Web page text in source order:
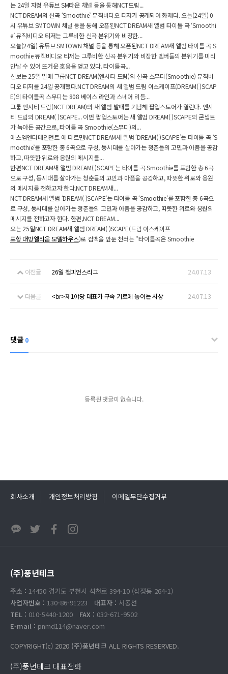
는 24일 자정 유튜브 SM타운 채널 등을 통해NCT드림...
NCT DREAM의 신곡 ‘Smoothie’ 뮤직비디오 티저가 공개되어 화제다. 오늘(24일) 0
시 유튜브 SMTOWN 채널 등을 통해 오픈된NCT DREAM새 앨범 타이틀 곡 ‘Smoothi
e’ 뮤직비디오 티저는 그루비한 신곡 분위기와 비장한...
오늘(24일) 유튜브 SMTOWN 채널 등을 통해 오픈된NCT DREAM새 앨범 타이틀 곡 S
moothie 뮤직비디오 티저는 그루비한 신곡 분위기와 비장한 멤버들의 분위기를 미리
만날 수 있어 뜨거운 호응을 얻고 있다. 타이틀곡...
신보는 25일 발매 그룹NCT DREAM(엔시티 드림)의 신곡 스무디(Smoothie) 뮤직비
디오 티저를 24일 공개했다.NCT DREAM의 새 앨범 드림 이스케이프(DREAM( )SCAP
E)의 타이틀곡 스무디는 808 베이스 라인과 스네어 리듬...
그룹 엔시티 드림(NCT DREAM)의 새 앨범 발매를 기념해 팝업스토어가 열린다. 엔시
티 드림의 DREAM( )SCAPE... 이번 팝업스토어는 새 앨범 DREAM( )SCAPE의 콘셉트
가 녹아든 공간으로, 타이틀 곡 Smoothie(스무디)의...
에스엠엔터테인먼트 에 따르면NCT DREAM새 앨범 ‘DREAM( )SCAPE’는 타이틀 곡 ‘S
moothie’를 포함한 총 6곡으로 구성, 동시대를 살아가는 청춘들의 고민과 아픔을 공감
하고, 따뜻한 위로와 응원의 메시지를...
한편NCT DREAM새 앨범 DREAM( )SCAPE는 타이틀 곡 Smoothie를 포함한 총 6곡
으로 구성, 동시대를 살아가는 청춘들의 고민과 아픔을 공감하고, 따뜻한 위로와 응원
의 메시지를 전하고자 한다.NCT DREAM새...
NCT DREAM새 앨범 ‘DREAM( )SCAPE’는 타이틀 곡 ‘Smoothie’를 포함한 총 6곡으
로 구성, 동시대를 살아가는 청춘들의 고민과 아픔을 공감하고, 따뜻한 위로와 응원의
메시지를 전하고자 한다. 한편,NCT DREAM...
오는 25일NCT DREAM새 앨범 DREAM( )SCAPE(드림 이스케이프
포항 대방엘리움 모델하우스)로 컴백을 앞둔 천러는 "타이틀곡은 Smoothie
이전글 26일 챔피언스리그 24.07.13
다음글 <br>제1야당 대표가 구속 기로에 놓이는 사상 24.07.13
댓글 0
등록된 댓글이 없습니다.
회사소개 개인정보처리방침 이메일무단수집거부
(주)풍년테크
주소 : 14450 경기도 부천시 석천로 394-10 (삼정동 264-1)
사업자번호 : 130-86-91223 대표자 : 서동선
TEL : 010-5440-1200 FAX : 032-671-9502
E-mail : pnmd114@naver.com
COPYRIGHT(c) 2020 (주)풍년테크 ALL RIGHTS RESERVED.
(주)풍년테크 대표전화